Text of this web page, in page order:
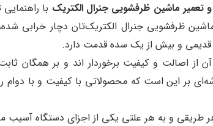
تعمیر ماشین ظرفشویی جنرال الکتریک با
ظرفشویی جنرال الکتریک‌تان دچار خرابی
و بیش از یک سده قدمت دارد.
از اصالت و کیفیت برخوردار اند و بر همگان
بر این است که محصولاتی با کیفیت و با دوام
هر طریقی و به هر علتی یکی از اجزای دستگاه آسیب